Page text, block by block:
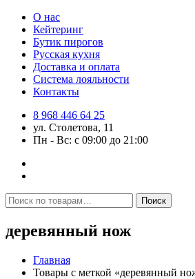
О нас
Кейтеринг
Бутик пирогов
Русская кухня
Доставка и оплата
Система лояльности
Контакты
8 968 446 64 25
ул. Столетова, 11
Пн - Вс: с 09:00 до 21:00
Искать: Поиск
деревянный нож
Главная
Товары с меткой «деревянный